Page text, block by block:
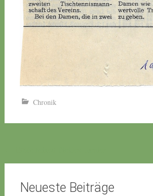
Chronik
Neueste Beiträge